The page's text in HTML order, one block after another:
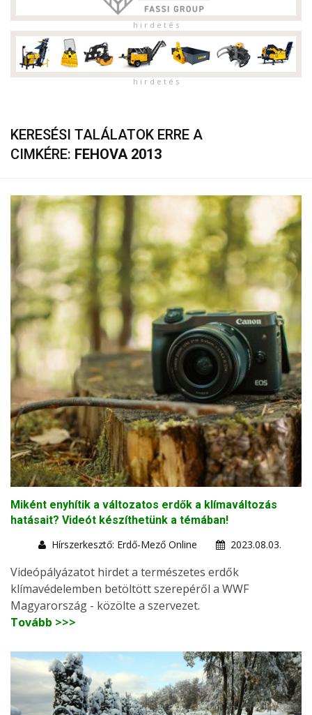
h i r d e t é s
h i r d e t é s
KERESÉSI TALÁLATOK ERRE A
CIMKÉRE: FEHOVA 2013
Miként enyhítik a változatos erdők a klímaváltozás
hatásait? Videót készíthetünk a témában!
Hírszerkesztő: Erdő-Mező Online
2023.08.03.
Videópályázatot hirdet a természetes erdők
klímavédelemben betöltött szerepéről a WWF
Magyarország - közölte a szervezet.
Tovább >>>